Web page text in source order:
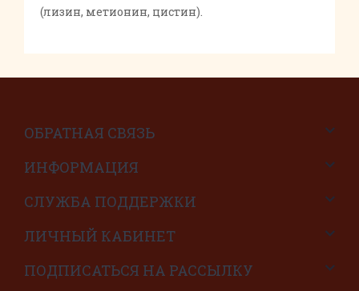
(лизин, метионин, цистин).
ОБРАТНАЯ СВЯЗЬ
ИНФОРМАЦИЯ
СЛУЖБА ПОДДЕРЖКИ
ЛИЧНЫЙ КАБИНЕТ
ПОДПИСАТЬСЯ НА РАССЫЛКУ